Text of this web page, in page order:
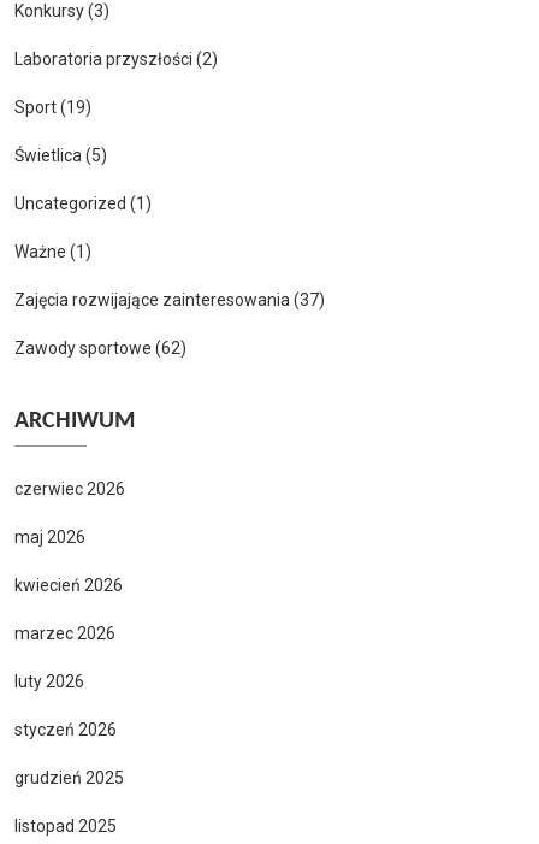
Konkursy(3)
Laboratoria przyszłości (2)
Sport(19)
Świetlica (5)
Uncategorized (1)
Ważne (1)
Zajęcia rozwijające zainteresowania (37)
Zawody sportowe (62)
ARCHIWUM
czerwiec 2026
maj 2026
kwiecień 2026
marzec 2026
luty 2026
styczeń 2026
grudzień 2025
listopad 2025